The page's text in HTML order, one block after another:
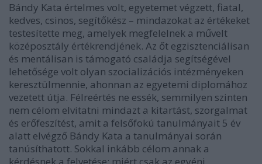
Bándy Kata értelmes volt, egyetemet végzett, fiatal,
kedves, csinos, segítőkész – mindazokat az értékeket
testesítette meg, amelyek megfelelnek a művelt
középosztály értékrendjének. Az őt egzisztenciálisan
és mentálisan is támogató családja segítségével
lehetősége volt olyan szocializációs intézményeken
keresztülmennie, ahonnan az egyetemi diplomához
vezetett útja. Félreértés ne essék, semmilyen szinten
nem célom elvitatni mindazt a kitartást, szorgalmat
és erőfeszítést, amit a felsőfokú tanulmányait 5 év
alatt elvégző Bándy Kata a tanulmányai során
tanúsíthatott. Sokkal inkább célom annak a